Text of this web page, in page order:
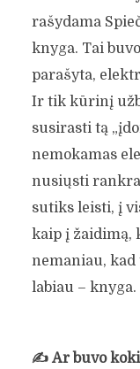
rašydama
knyga. Tai
parašyta,
Ir tik kūrinį
susirasti tą
nemokamas
nusiųsti
sutiks leisti, į
kaip į žaidimą,
nemaniau, kad
labiau – knyga.
✍️ Ar buvo